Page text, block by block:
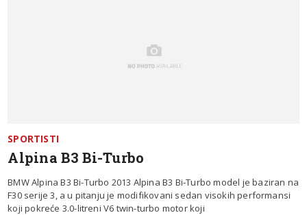
SPORTISTI
Alpina B3 Bi-Turbo
BMW Alpina B3 Bi-Turbo 2013 Alpina B3 Bi-Turbo model je baziran na
F30 serije 3, a u pitanju je modifikovani sedan visokih performansi
koji pokreće 3.0-litreni V6 twin-turbo motor koji